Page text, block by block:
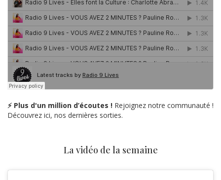
⚡ Plus d'un million d’écoutes ! Rejoignez notre communauté !
Découvrez ici, nos dernières sorties.
La vidéo de la semaine